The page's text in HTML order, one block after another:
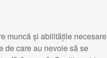
muncă și abilitățile necesare
de care au nevoie să se